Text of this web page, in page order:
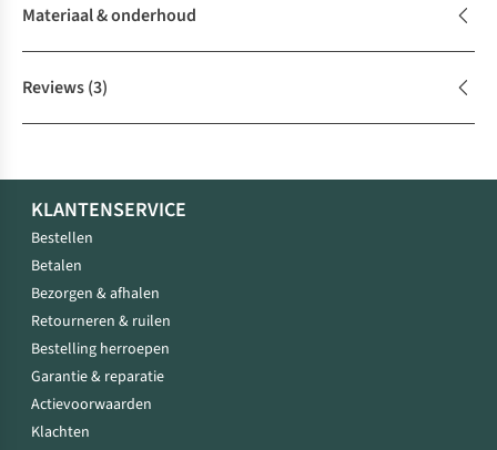
Materiaal & onderhoud
Reviews(3)
KLANTENSERVICE
Bestellen
Betalen
Bezorgen & afhalen
Retourneren & ruilen
Bestelling herroepen
Garantie & reparatie
Actievoorwaarden
Klachten